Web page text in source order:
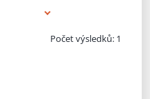
Počet výsledků: 1